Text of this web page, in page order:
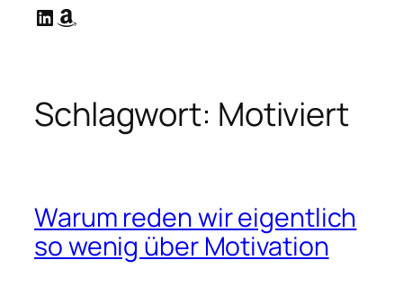
LinkedIn
Amazon
Schlagwort: Motiviert
Warum reden wir eigentlich
so wenig über Motivation